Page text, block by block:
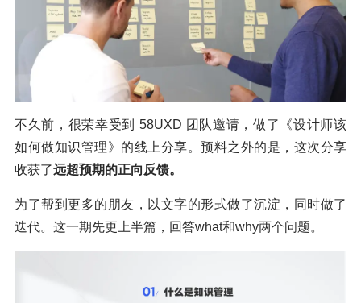
不久前，很荣幸受到 58UXD 团队邀请，做了《设计师该
如何做知识管理》的线上分享。预料之外的是，这次分享
收获了远超预期的正向反馈。
为了帮到更多的朋友，以文字的形式做了沉淀，同时做了
迭代。这一期先更上半篇，回答what和why两个问题。